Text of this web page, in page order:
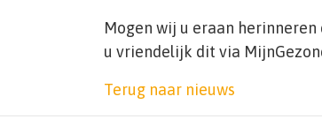
Mogen wij u eraan
u vriendelijk dit via
Terug naar nieuws